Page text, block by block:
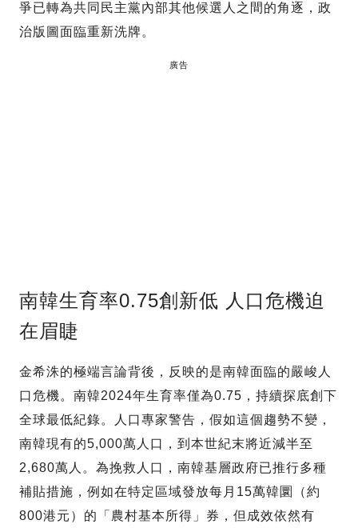
爭已轉為共同民主黨內部其他候選人之間的角逐，政
治版圖面臨重新洗牌。
廣告
南韓生育率0.75創新低 人口危機迫
在眉睫
金希洙的極端言論背後，反映的是南韓面臨的嚴峻人
口危機。南韓2024年生育率僅為0.75，持續探底創下
全球最低紀錄。人口專家警告，假如這個趨勢不變，
南韓現有的5,000萬人口，到本世紀末將近減半至
2,680萬人。為挽救人口，南韓基層政府已推行多種
補貼措施，例如在特定區域發放每月15萬韓圜（約
800港元）的「農村基本所得」券，但成效依然有